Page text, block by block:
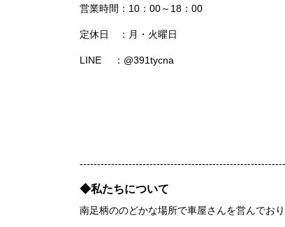
営業時間：10：00～18：00
定休日 ：月・火曜日
LINE ：@391tycna
◆私たちについて
南足柄ののどかな場所で車屋さんを営んでお